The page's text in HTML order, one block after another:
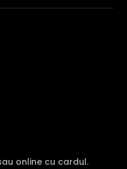
online cu cardul.